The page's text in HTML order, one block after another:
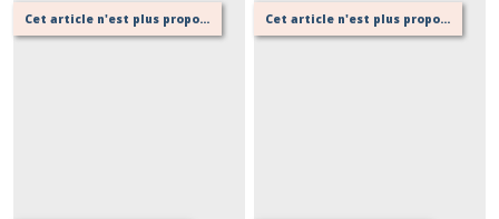
Cet article n'est plus proposé, retournez au menu principal ou contactez moi! Cet article n'est plus proposé, retournez au menu principal ou contactez moi!